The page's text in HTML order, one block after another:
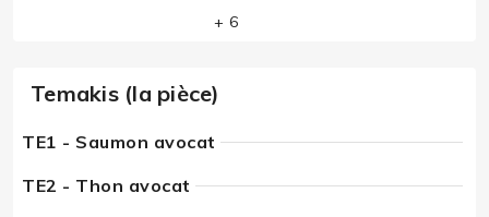
+ 6
Temakis (la pièce)
TE1 - Saumon avocat
TE2 - Thon avocat